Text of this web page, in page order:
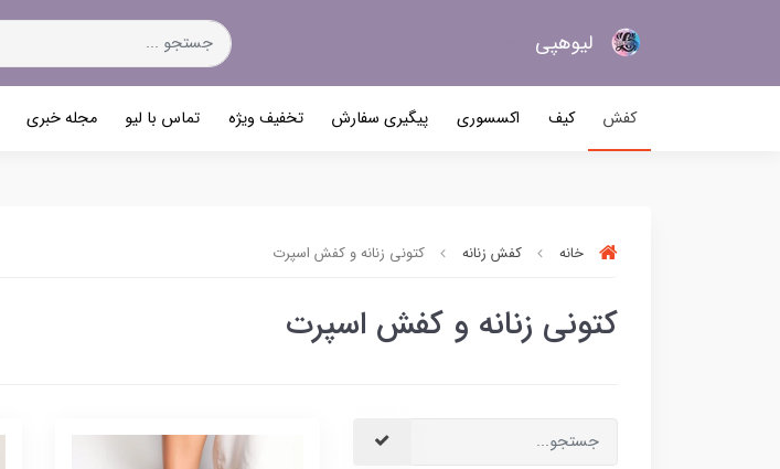
لیو‌هپی
کفش کیف اکسسوری پیگیری سفارش تخفیف ویژه تماس با لیو مجله خبری
خانه کفش زنانه کتونی زنانه و کفش اسپرت
کتونی زنانه و کفش اسپرت